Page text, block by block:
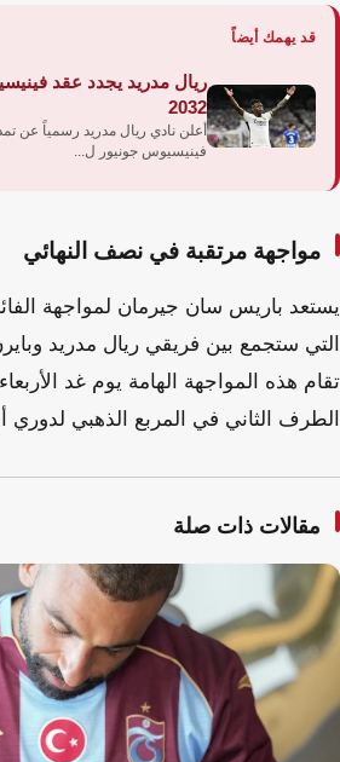
قد يهمك أيضاً
ريال مدريد يجدد عقد
2032
أعلن نادي ريال مدريد رسمياً عن
فينيسيوس جونيور ل...
مواجهة مرتقبة في نصف النهائي
يستعد باريس سان جيرمان لمواجهة
التي ستجمع بين فريقي ريال مدريد
تقام هذه المواجهة الهامة يوم غد
الطرف الثاني في المربع الذهبي لدوري
مقالات ذات صلة